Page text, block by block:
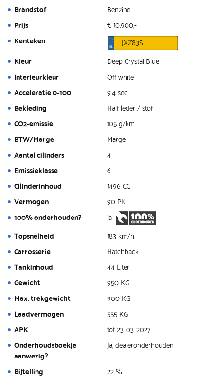
Brandstof
Benzine
Prijs
€ 10.900,-
Kenteken
JXZ83S
Kleur
Deep Crystal Blue
Interieurkleur
Off white
Acceleratie 0-100
9.4 sec.
Bekleding
Half leder / stof
CO2-emissie
105 g/km
BTW/Marge
Marge
Aantal cilinders
4
Emissieklasse
6
Cilinderinhoud
1496 CC
Vermogen
90 PK
100% onderhouden?
ja
Topsnelheid
183 km/h
Carrosserie
Hatchback
Tankinhoud
44 Liter
Gewicht
950 KG
Max. trekgewicht
900 KG
Laadvermogen
555 KG
APK
tot 23-03-2027
Onderhoudsboekje
aanwezig?
Ja, dealeronderhouden
Bijtelling
22 %